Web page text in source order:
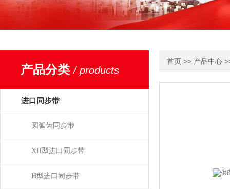
产品分类/ products
进口同步带
圆弧齿同步带
XH型进口同步带
H型进口同步带
首页 >> 产品中心